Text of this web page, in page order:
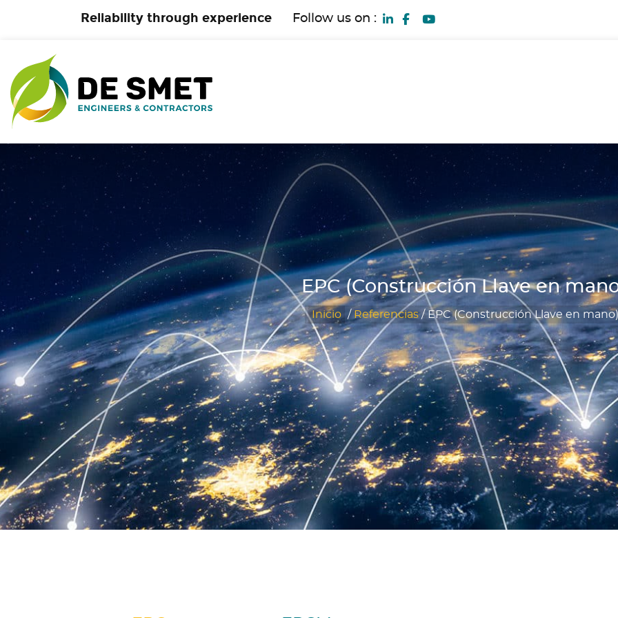
Reliability through experience Follow us on :
EPC (Construcción Llave en
Inicio /Referencias / EPC (Construcción Llave en mano)